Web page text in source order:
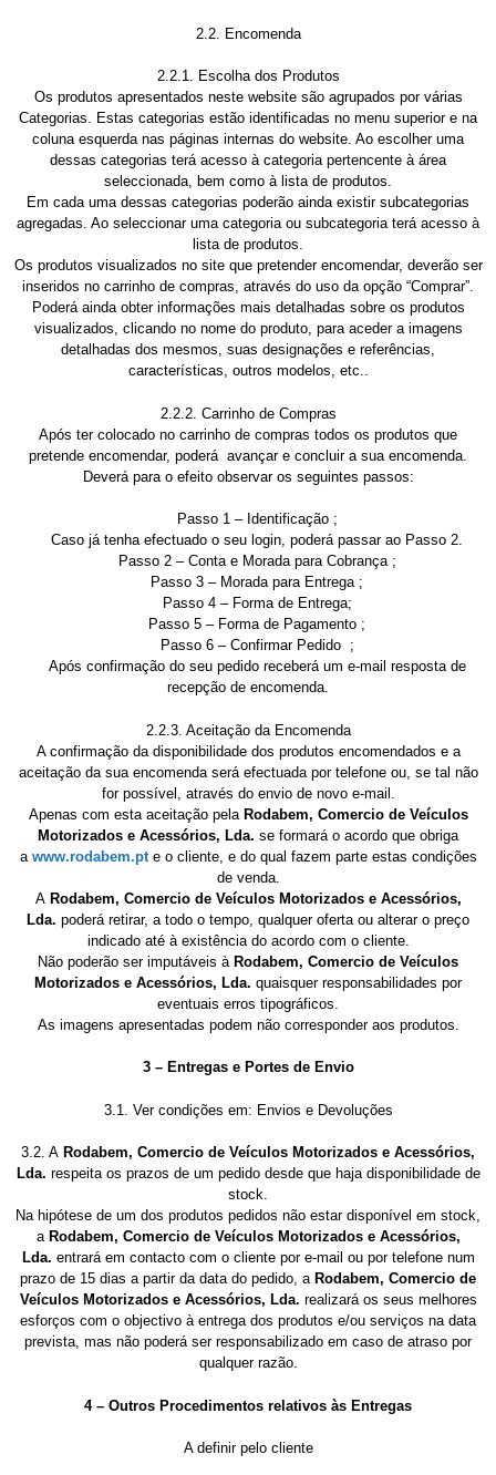
2.2. Encomenda
2.2.1. Escolha dos Produtos
Os produtos apresentados neste website são agrupados por várias
Categorias. Estas categorias estão identificadas no menu superior e na
coluna esquerda nas páginas internas do website. Ao escolher uma
dessas categorias terá acesso à categoria pertencente à área
seleccionada, bem como à lista de produtos.
Em cada uma dessas categorias poderão ainda existir subcategorias
agregadas. Ao seleccionar uma categoria ou subcategoria terá acesso à
lista de produtos.
Os produtos visualizados no site que pretender encomendar, deverão ser
inseridos no carrinho de compras, através do uso da opção “Comprar”.
Poderá ainda obter informações mais detalhadas sobre os produtos
visualizados, clicando no nome do produto, para aceder a imagens
detalhadas dos mesmos, suas designações e referências,
características, outros modelos, etc..
2.2.2. Carrinho de Compras
Após ter colocado no carrinho de compras todos os produtos que
pretende encomendar, poderá avançar e concluir a sua encomenda.
Deverá para o efeito observar os seguintes passos:
Passo 1 – Identificação ;
Caso já tenha efectuado o seu login, poderá passar ao Passo 2.
Passo 2 – Conta e Morada para Cobrança ;
Passo 3 – Morada para Entrega ;
Passo 4 – Forma de Entrega;
Passo 5 – Forma de Pagamento ;
Passo 6 – Confirmar Pedido ;
Após confirmação do seu pedido receberá um e-mail resposta de
recepção de encomenda.
2.2.3. Aceitação da Encomenda
A confirmação da disponibilidade dos produtos encomendados e a
aceitação da sua encomenda será efectuada por telefone ou, se tal não
for possível, através do envio de novo e-mail.
Apenas com esta aceitação pela Rodabem, Comercio de Veículos
Motorizados e Acessórios, Lda. se formará o acordo que obriga
a www.rodabem.pte o cliente, e do qual fazem parte estas condições
de venda.
A Rodabem, Comercio de Veículos Motorizados e Acessórios,
Lda. poderá retirar, a todo o tempo, qualquer oferta ou alterar o preço
indicado até à existência do acordo com o cliente.
Não poderão ser imputáveis à Rodabem, Comercio de Veículos
Motorizados e Acessórios, Lda. quaisquer responsabilidades por
eventuais erros tipográficos.
As imagens apresentadas podem não corresponder aos produtos.
3 – Entregas e Portes de Envio
3.1. Ver condições em: Envios e Devoluções
3.2. A Rodabem, Comercio de Veículos Motorizados e Acessórios,
Lda. respeita os prazos de um pedido desde que haja disponibilidade de
stock.
Na hipótese de um dos produtos pedidos não estar disponível em stock,
a Rodabem, Comercio de Veículos Motorizados e Acessórios,
Lda. entrará em contacto com o cliente por e-mail ou por telefone num
prazo de 15 dias a partir da data do pedido, a Rodabem, Comercio de
Veículos Motorizados e Acessórios, Lda. realizará os seus melhores
esforços com o objectivo à entrega dos produtos e/ou serviços na data
prevista, mas não poderá ser responsabilizado em caso de atraso por
qualquer razão.
4 – Outros Procedimentos relativos às Entregas
A definir pelo cliente